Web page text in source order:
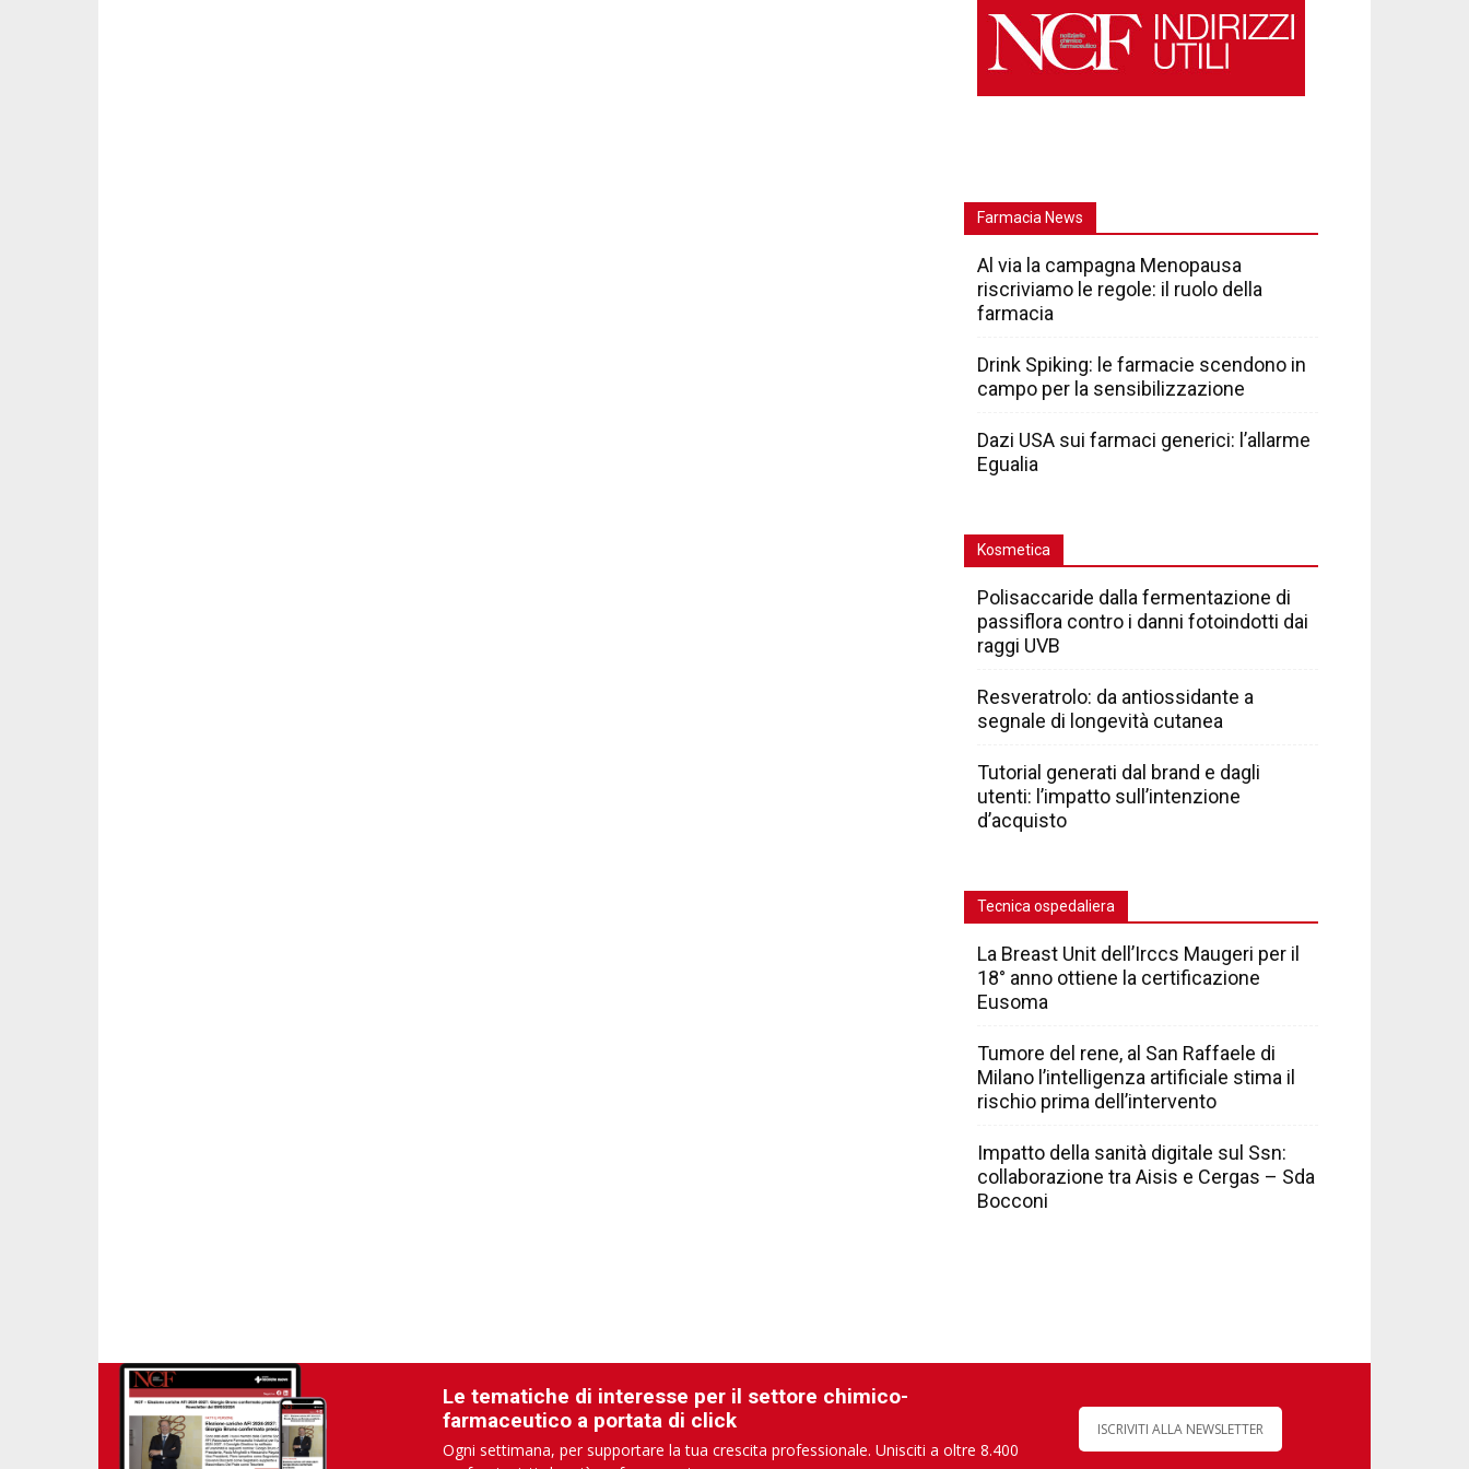
Farmacia News
Al via la campagna Menopausa
riscriviamo le regole: il ruolo della
farmacia
Drink Spiking: le farmacie scendono in
campo per la sensibilizzazione
Dazi USA sui farmaci generici: l’allarme
Egualia
Kosmetica
Polisaccaride dalla fermentazione di
passiflora contro i danni fotoindotti dai
raggi UVB
Resveratrolo: da antiossidante a
segnale di longevità cutanea
Tutorial generati dal brand e dagli
utenti: l’impatto sull’intenzione
d’acquisto
Tecnica ospedaliera
La Breast Unit dell’Irccs Maugeri per il
18° anno ottiene la certificazione
Eusoma
Tumore del rene, al San Raffaele di
Milano l’intelligenza artificiale stima il
rischio prima dell’intervento
Impatto della sanità digitale sul Ssn:
collaborazione tra Aisis e Cergas – Sda
Bocconi
Le tematiche di interesse per il settore chimico-
farmaceutico a portata di click
Ogni settimana, per supportare la tua crescita professionale. Unisciti a oltre 8.400
ISCRIVITI ALLA NEWSLETTER